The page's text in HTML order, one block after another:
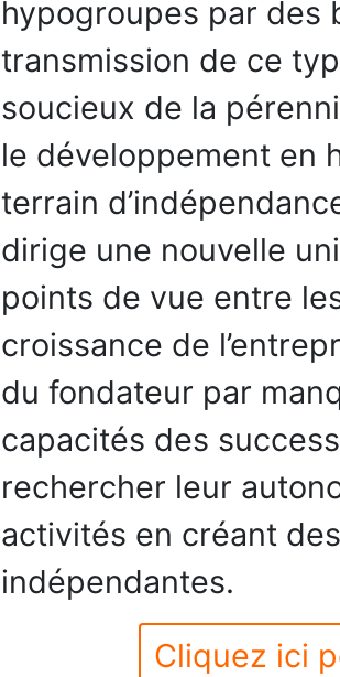
hypogroupes par des
transmission de ce
soucieux de la
le développement en
terrain
dirige une nouvelle
points de vue entre
croissance de
du fondateur par
capacités des
rechercher leur
activités en créant
indépendantes.
Cliquez ici